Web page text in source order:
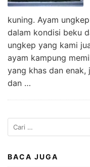
kuning. Ayam
dalam kondisi beku
ungkep yang kami
ayam kampung
yang khas dan enak,
dan …
Cari
untuk:
BACA JUGA